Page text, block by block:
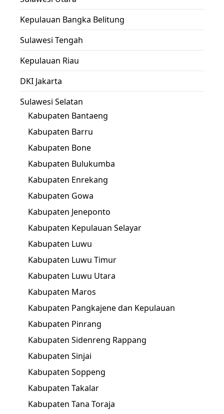
Kepulauan Bangka Belitung
Sulawesi Tengah
Kepulauan Riau
DKI Jakarta
Sulawesi Selatan
Kabupaten Bantaeng
Kabupaten Barru
Kabupaten Bone
Kabupaten Bulukumba
Kabupaten Enrekang
Kabupaten Gowa
Kabupaten Jeneponto
Kabupaten Kepulauan Selayar
Kabupaten Luwu
Kabupaten Luwu Timur
Kabupaten Luwu Utara
Kabupaten Maros
Kabupaten Pangkajene dan Kepulauan
Kabupaten Pinrang
Kabupaten Sidenreng Rappang
Kabupaten Sinjai
Kabupaten Soppeng
Kabupaten Takalar
Kabupaten Tana Toraja